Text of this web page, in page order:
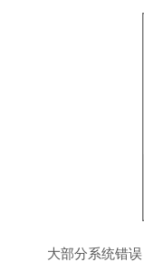
大部分系统错